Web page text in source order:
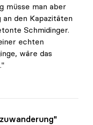
müsse man aber
den Kapazitäten
Schmidinger.
echten
wäre das
Okay der uniko